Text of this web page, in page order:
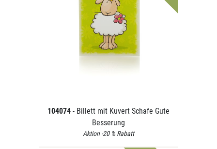
104074 - Billett mit Kuvert Schafe Gute
Besserung
Aktion -20 % Rabatt